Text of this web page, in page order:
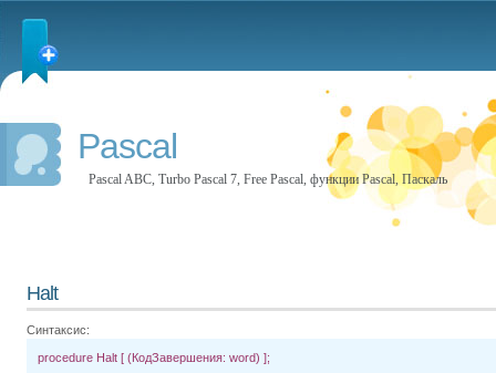
Pascal
Pascal ABC, Turbo Pascal 7, Free Pascal, функции Pascal, Паскаль
Halt
Синтаксис:
procedure Halt [ (КодЗавершения: word) ];